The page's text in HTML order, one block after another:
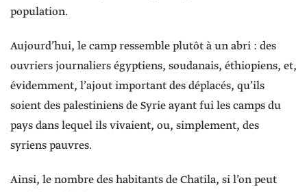
population.
Aujourd’hui, le camp ressemble plutôt à un abri : des
ouvriers journaliers égyptiens, soudanais, éthiopiens, et,
évidemment, l’ajout important des déplacés, qu’ils
soient des palestiniens de Syrie ayant fui les camps du
pays dans lequel ils vivaient, ou, simplement, des
syriens pauvres.
Ainsi, le nombre des habitants de Chatila, si l’on peut